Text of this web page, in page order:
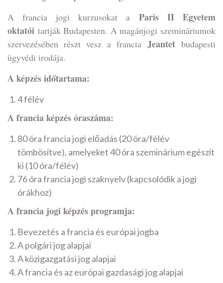
A francia jogi kurzusokat a Paris II Egyetem
oktatói tartják Budapesten. A magánjogi szemináriumok
szervezésében részt vesz a francia Jeantet budapesti
ügyvédi irodája.
A képzés időtartama:
4 félév
A francia képzés óraszáma:
80 óra francia jogi előadás (20 óra/félév
tömbösítve), amelyeket 40 óra szeminárium egészít
ki (10 óra/félév)
76 óra francia jogi szaknyelv (kapcsolódik a jogi
órákhoz)
A francia jogi képzés programja:
Bevezetés a francia és európai jogba
A polgári jog alapjai
A közigazgatási jog alapjai
A francia és az európai gazdasági jog alapjai